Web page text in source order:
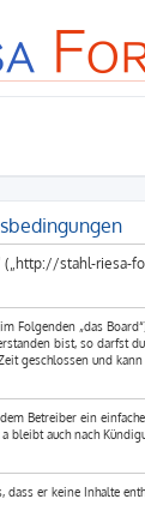
(„http://stahl-
Folgenden „das
bist, so darfst
geschlossen und
Betreiber ein
bleibt auch nach
er keine Inhalte